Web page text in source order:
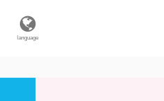
language